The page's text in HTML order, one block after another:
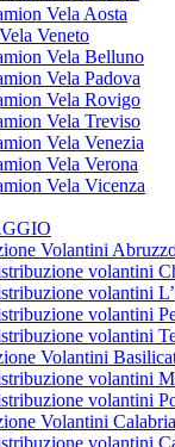
Vela Aosta
Veneto
Vela Belluno
Vela Padova
Vela Rovigo
Vela Treviso
Vela Venezia
Vela Verona
Vela Vicenza
Volantini
volantini
volantini
volantini
volantini
Volantini
volantini
volantini
Volantini Calabria